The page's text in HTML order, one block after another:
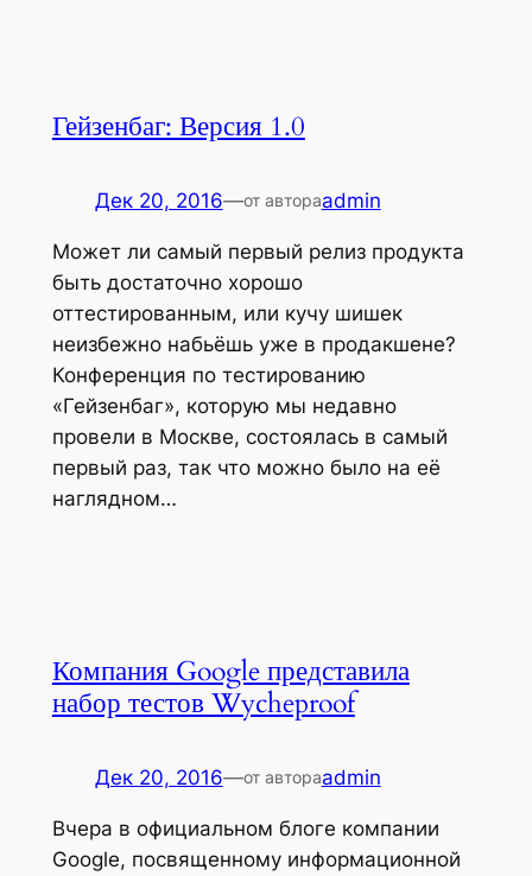
Гейзенбаг: Версия 1.0
Дек 20, 2016—от автораadmin
Может ли самый первый релиз продукта
быть достаточно хорошо
оттестированным, или кучу шишек
неизбежно набьёшь уже в продакшене?
Конференция по тестированию
«Гейзенбаг», которую мы недавно
провели в Москве, состоялась в самый
первый раз, так что можно было на её
наглядном…
Компания Google представила
набор тестов Wycheproof
Дек 20, 2016—от автораadmin
Вчера в официальном блоге компании
Google, посвященному информационной